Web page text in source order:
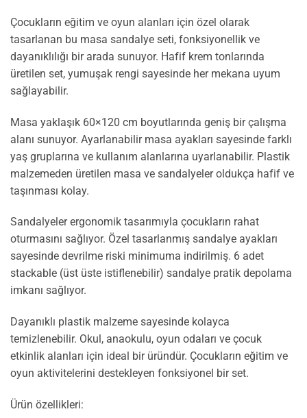
Çocukların eğitim ve oyun alanları için özel olarak
tasarlanan bu masa sandalye seti, fonksiyonellik ve
dayanıklılığı bir arada sunuyor. Hafif krem tonlarında
üretilen set, yumuşak rengi sayesinde her mekana uyum
sağlayabilir.
Masa yaklaşık 60×120 cm boyutlarında geniş bir çalışma
alanı sunuyor. Ayarlanabilir masa ayakları sayesinde farklı
yaş gruplarına ve kullanım alanlarına uyarlanabilir. Plastik
malzemeden üretilen masa ve sandalyeler oldukça hafif ve
taşınması kolay.
Sandalyeler ergonomik tasarımıyla çocukların rahat
oturmasını sağlıyor. Özel tasarlanmış sandalye ayakları
sayesinde devrilme riski minimuma indirilmiş. 6 adet
stackable (üst üste istiflenebilir) sandalye pratik depolama
imkanı sağlıyor.
Dayanıklı plastik malzeme sayesinde kolayca
temizlenebilir. Okul, anaokulu, oyun odaları ve çocuk
etkinlik alanları için ideal bir üründür. Çocukların eğitim ve
oyun aktivitelerini destekleyen fonksiyonel bir set.
Ürün özellikleri: